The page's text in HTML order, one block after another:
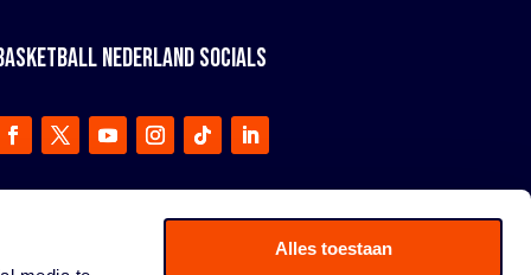
Alles toestaan
NEDERLAND SOCIALS